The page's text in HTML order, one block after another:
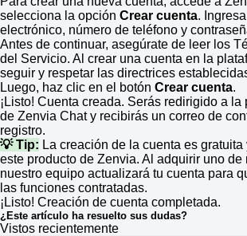
selecciona la opción Crear cuenta.
electrónico, número de teléfono y
Antes de continuar, asegúrate de leer los
del Servicio. Al crear una cuenta en la
seguir y respetar las directrices
Luego, haz clic en el botón Crear cuenta.
¡Listo! Cuenta creada. Serás redirigido a la
de Zenvia Chat y recibirás un correo de
registro.
💡 Tip: La creación de la cuenta es
este producto de Zenvia. Al adquirir uno de
nuestro equipo actualizará tu cuenta para
las funciones contratadas.
¡Listo! Creación de cuenta completada.
¿Este artículo ha resuelto sus dudas?
Vistos recientemente